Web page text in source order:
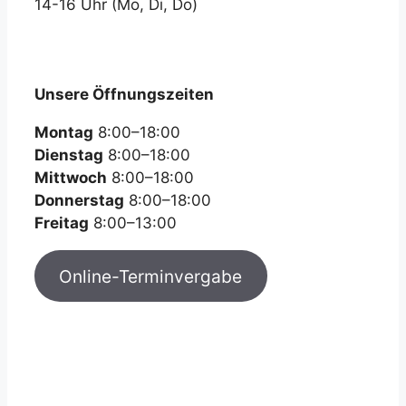
angepasst.
14-16 Uhr (Mo, Di, Do)
Unsere Öffnungszeiten
Montag 8:00–18:00
Dienstag 8:00–18:00
Mittwoch 8:00–18:00
Donnerstag 8:00–18:00
Freitag 8:00–13:00
Online-Terminvergabe